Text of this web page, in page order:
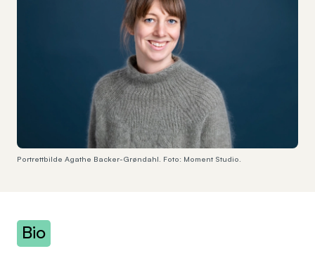
Portrettbilde Agathe Backer-Grøndahl. Foto: Moment Studio.
Bio